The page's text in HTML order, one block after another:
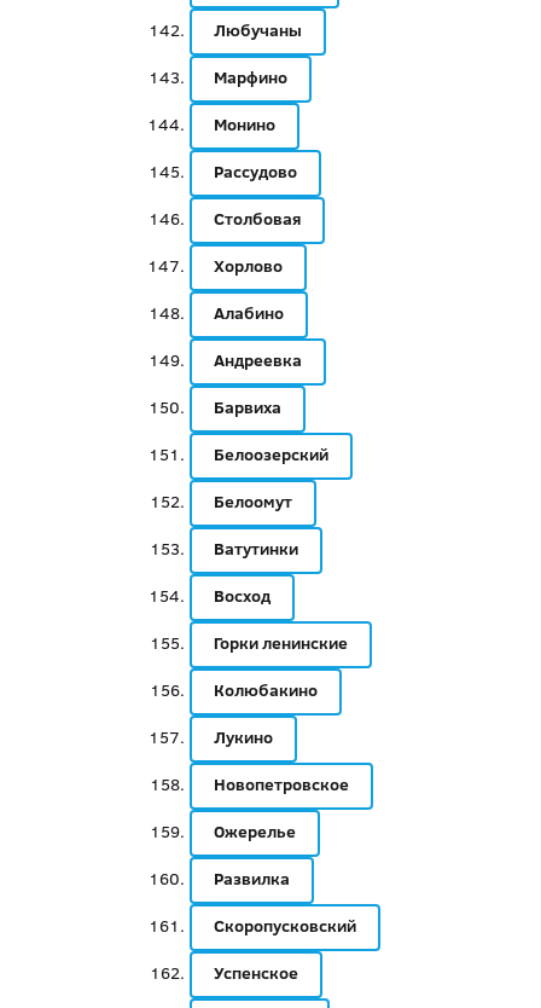
Любучаны
Марфино
Монино
Рассудово
Столбовая
Хорлово
Алабино
Андреевка
Барвиха
Белоозерский
Белоомут
Ватутинки
Восход
Горки ленинские
Колюбакино
Лукино
Новопетровское
Ожерелье
Развилка
Скоропусковский
Успенское